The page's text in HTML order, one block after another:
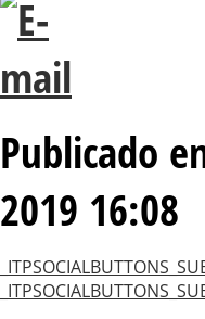
Publicado
2019 16:08